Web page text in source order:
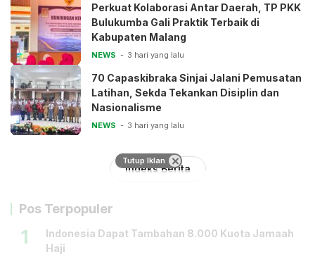
Perkuat Kolaborasi Antar Daerah, TP PKK
Bulukumba Gali Praktik Terbaik di
Kabupaten Malang
NEWS 3 hari yang lalu
70 Capaskibraka Sinjai Jalani Pemusatan
Latihan, Sekda Tekankan Disiplin dan
Nasionalisme
NEWS 3 hari yang lalu
Indeks Berita
Pos Terpopuler
1
Indonesia Dapat Tambahan 8.000 Kuota Jamaah
Haji
Tutup Iklan